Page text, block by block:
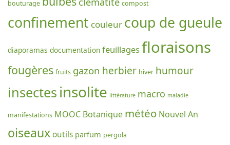
bouturage compost
confinement couleur coup de gueule
diaporamas documentation feuillagesfloraisons
fougères fruits gazon herbier hiver humour
insectes insolite littérature macro maladie
manifestations MOOC Botanique météo Nouvel An
oiseauxoutils parfum pergola